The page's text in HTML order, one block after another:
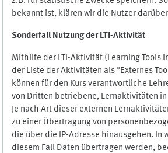
bekannt ist, klären wir die Nutzer
Sonderfall Nutzung der LTI-Aktivität
Mithilfe der LTI-Aktivität (Learning Tools
der Liste der Aktivitäten als "Externes
können für den Kurs verantwortliche
von Dritten betriebene, Lernaktivitäten
Je nach Art dieser externen
zu einer Übertragung von
die über die IP-Adresse hinausgehen. In
diesem Fall Daten übertragen werden,